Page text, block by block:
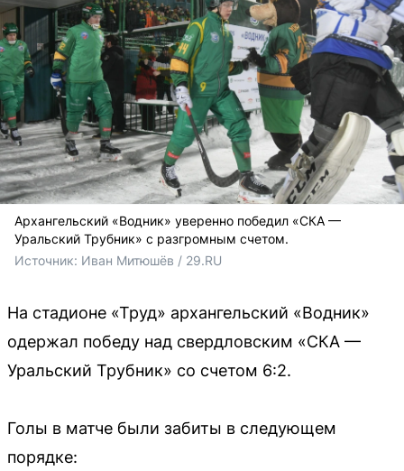
Архангельский «Водник» уверенно победил «СКА —
Уральский Трубник» с разгромным счетом.
Источник: Иван Митюшёв / 29.RU
На стадионе «Труд» архангельский «Водник»
одержал победу над свердловским «СКА —
Уральский Трубник» со счетом 6:2.
Голы в матче были забиты в следующем
порядке: